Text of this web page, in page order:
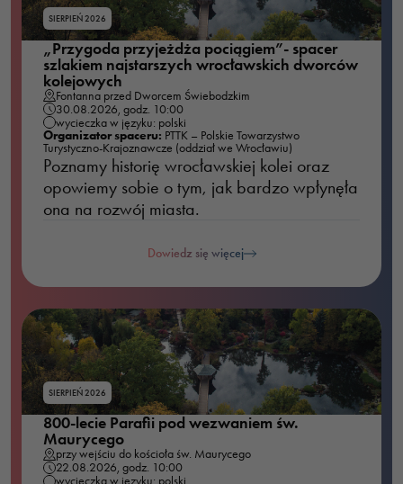
SIERPIEŃ 2026
„Przygoda przyjeżdża pociągiem”- spacer
szlakiem najstarszych wrocławskich dworców
kolejowych
Fontanna przed Dworcem Świebodzkim
30.08.2026, godz. 10:00
wycieczka w języku: polski
Organizator spaceru:
Turystyczno-Krajoznawcze (oddział we Wrocławiu)
Poznamy historię wrocławskiej kolei oraz
opowiemy sobie o tym, jak bardzo wpłynęła
ona na rozwój miasta.
Dowiedz się więcej
SIERPIEŃ 2026
800-lecie Parafii pod wezwaniem św.
Maurycego
przy wejściu do kościoła św. Maurycego
22.08.2026, godz. 10:00